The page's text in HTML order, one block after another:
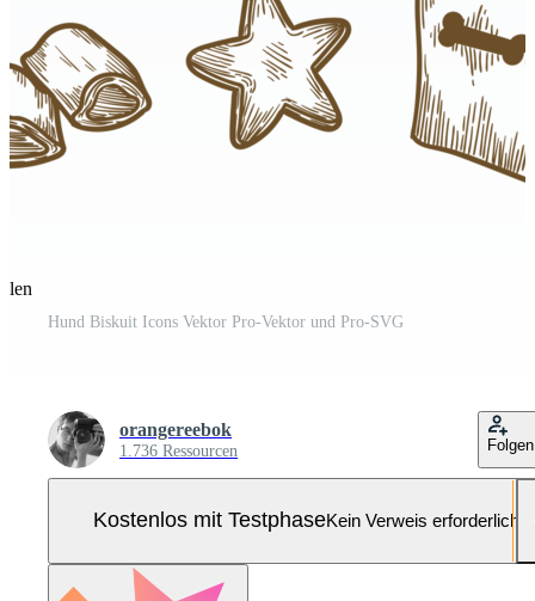
Hund Biskuit Icons Vektor Pro-Vektor und Pro-SVG
orangereebok
1.736 Ressourcen Folgen
Kostenlos mit TestphaseKein Verweis erforderlich